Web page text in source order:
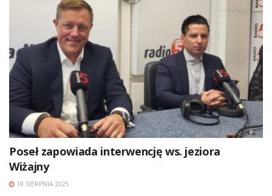
Poseł zapowiada interwencję ws. jeziora
Wiżajny
19 SIERPNIA 2025